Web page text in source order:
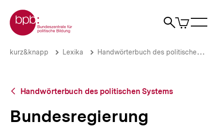
zum
Seiteninhalt
springen
Zur Startseite der bpb
Suche
Artikel
im
Bundesregierung
Brotkrümelnavigation
Pfadnavigation
kurz&knapp Lexika Handwörterbuch des politischen Systems
Zurück
Übersicht
Handwörterbuch des politischen Systems
Bundesregierung